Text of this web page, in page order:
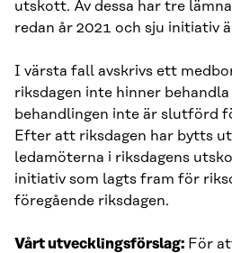
utskott. Av dessa har tre
redan år 2021 och sju initiativ
I värsta fall avskrivs ett
riksdagen inte hinner
behandlingen inte är slutförd
Efter att riksdagen har bytts
ledamöterna i riksdagens
initiativ som lagts fram för
föregående riksdagen.
Vårt utvecklingsförslag: För